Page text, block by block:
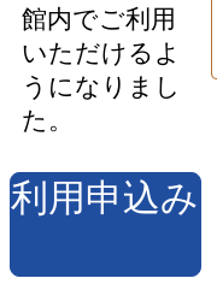
館内でご利用
いただけるよ
うになりまし
た。
利用申込み